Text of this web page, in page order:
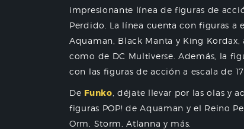
impresionante línea de figuras de
Perdido. La línea cuenta con figuras a
Aquaman, Black Manta y King
como de DC Multiverse. Además, la
con las figuras de acción a escala de
De Funko , déjate llevar por las olas y
figuras POP! de Aquaman y el Reino
Orm, Storm, Atlanna y más.